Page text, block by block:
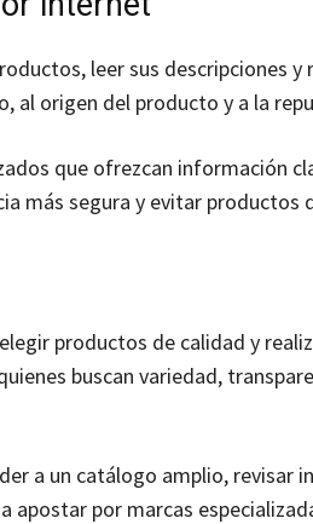
leer sus descripciones
al origen del producto y a la
que ofrezcan información
más segura y evitar productos
productos de calidad y
buscan variedad,
a un catálogo amplio, revisar
apostar por marcas